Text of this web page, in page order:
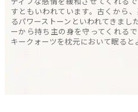
すともいわれています。古くから
るパワーストーンといわれてきま
ーから持ち主の身を守ってくれる
キークォーツを枕元において眠ると